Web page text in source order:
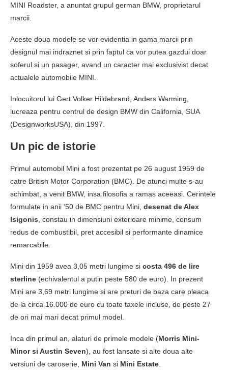
MINI Roadster, a anuntat grupul german BMW, proprietarul
marcii.
Aceste doua modele se vor evidentia in gama marcii prin
designul mai indraznet si prin faptul ca vor putea gazdui doar
soferul si un pasager, avand un caracter mai exclusivist decat
actualele automobile MINI.
Inlocuitorul lui Gert Volker Hildebrand, Anders Warming,
lucreaza pentru centrul de design BMW din California, SUA
(DesignworksUSA), din 1997.
Un pic de istorie
Primul automobil Mini a fost prezentat pe 26 august 1959 de
catre British Motor Corporation (BMC). De atunci multe s-au
schimbat, a venit BMW, insa filosofia a ramas aceeasi. Cerintele
formulate in anii ’50 de BMC pentru Mini, desenat de Alex
Isigonis , constau in dimensiuni exterioare minime, consum
redus de combustibil, pret accesibil si performante dinamice
remarcabile.
Mini din 1959 avea 3,05 metri lungime si costa 496 de lire
sterline (echivalentul a putin peste 580 de euro). In prezent
Mini are 3,69 metri lungime si are preturi de baza care pleaca
de la circa 16.000 de euro cu toate taxele incluse, de peste 27
de ori mai mari decat primul model.
Inca din primul an, alaturi de primele modele (Morris Mini-
Minor si Austin Seven), au fost lansate si alte doua alte
versiuni de caroserie, Mini Van si Mini Estate